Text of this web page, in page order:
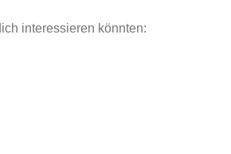
interessieren könnten: